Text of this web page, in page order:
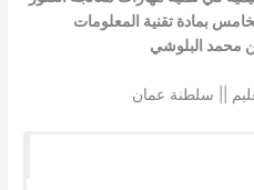
بمادة تقنية المعلومات
محمد البلوشي
|| سلطنة عمان